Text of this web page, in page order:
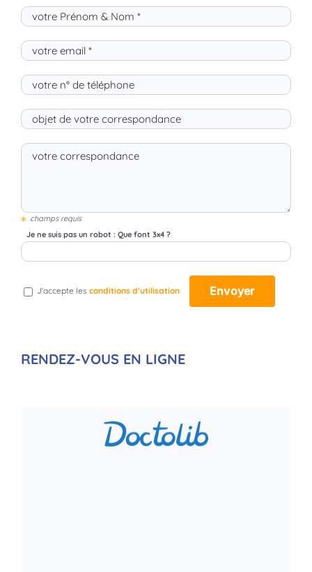
* champs requis
Je ne suis pas un robot : Que font 3x4 ?
J'accepte les conditions d'utilisation
RENDEZ-VOUS EN LIGNE